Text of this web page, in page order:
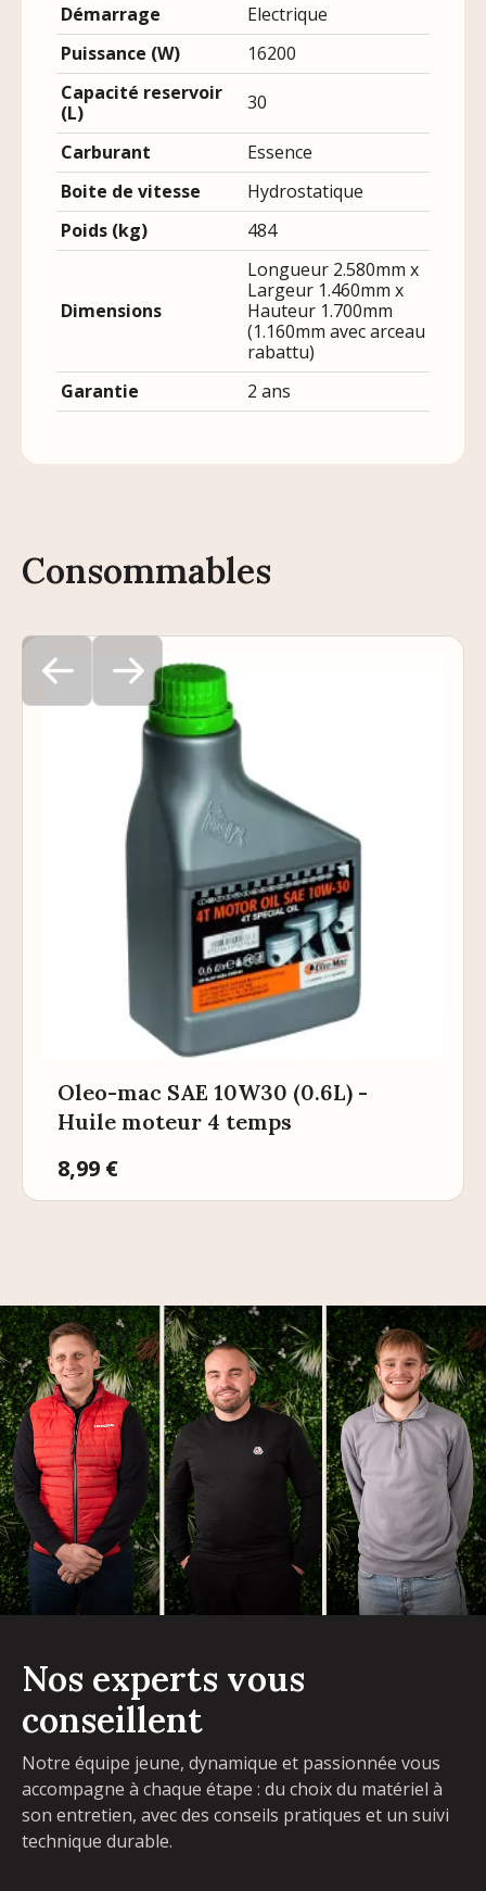
Démarrage
Electrique
Puissance (W)
16200
Capacité reservoir
(L)
30
Carburant
Essence
Boite de vitesse
Hydrostatique
Poids (kg)
484
Dimensions
Longueur 2.580mm x
Largeur 1.460mm x
Hauteur 1.700mm
(1.160mm avec arceau
rabattu)
Garantie
2 ans
Consommables
Oleo-mac SAE 10W30 (0.6L) -
Huile moteur 4 temps
Prix
8,99 €
Nos experts vous
conseillent
Notre équipe jeune, dynamique et passionnée vous
accompagne à chaque étape : du choix du matériel à
son entretien, avec des conseils pratiques et un suivi
technique durable.